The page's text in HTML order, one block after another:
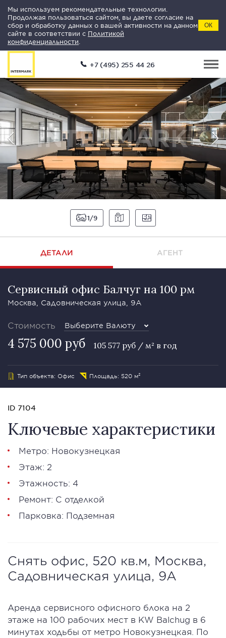
Мы используем рекомендательные технологии.
Продолжая пользоваться сайтом, вы даете согласие на
сбор и обработку данных о вашей активности на данном
сайте в соответствии с Политикой
конфиденциальности
ОК
+7 (495) 255 44 26
1 9
ДЕТАЛИ АГЕНТ
Сервисный офис Балчуг на 100 рм
Москва, Садовническая улица, 9А
Стоимость Выберите Валюту
4 575 000 руб 105 577 руб / м² в год
Тип объекта: Офис Площадь: 520 м²
ID 7104
Ключевые характеристики
Метро: Новокузнецкая
Этаж: 2
Этажность: 4
Ремонт: С отделкой
Парковка: Подземная
Снять офис, 520 кв.м, Москва,
Садовническая улица, 9А
Аренда сервисного офисного блока на 2
этаже на 100 рабочих мест в KW Balchug в 6
минутах ходьбы от метро Новокузнецкая. По